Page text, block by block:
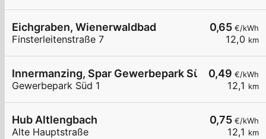
0,65 €/kWh
12,0 km
Eichgraben, Wienerwaldbad
Finsterleitenstraße 7
0,49 €/kWh
12,1 km
Innermanzing, Spar Gewerbepark Süd
Gewerbepark Süd 1
0,75 €/kWh
12,1 km
Hub Altlengbach
Alte Hauptstraße